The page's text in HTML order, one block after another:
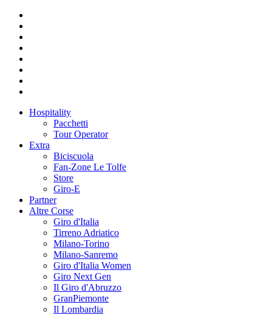
Hospitality
Pacchetti
Tour Operator
Extra
Biciscuola
Fan-Zone Le Tolfe
Store
Giro-E
Partner
Altre Corse
Giro d'Italia
Tirreno Adriatico
Milano-Torino
Milano-Sanremo
Giro d'Italia Women
Giro Next Gen
Il Giro d'Abruzzo
GranPiemonte
Il Lombardia